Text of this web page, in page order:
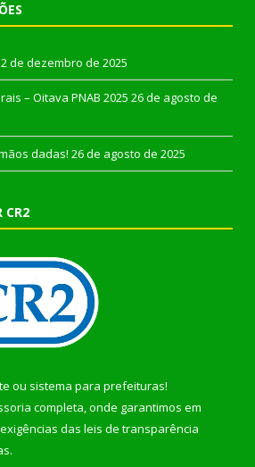
de dezembro de 2025
– Oitava PNAB 2025 26 de agosto de
dadas! 26 de agosto de 2025
CR2
ou sistema para prefeituras!
completa, onde garantimos em
das leis de transparência